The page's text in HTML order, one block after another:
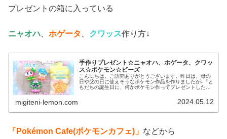
プレゼントの箱に入っている
ニャオハ ホゲータ クワッス作り方↓
手作りプレゼント☆ニャオハ、ホゲータ、クワッ
ス☆ポケモン☆ビーズ
こんにちは。ご訪問ありがとうございます。昨日は、母の
日や父の日に使えそうなポケモン作品を作りましたが↓「と
もだちの誕生日に、何かポケモン作ってプレゼントした
migiteni-lemon.com 2024.05.12
「Pokémon Cafe(ポケモンカフェ)」 などから